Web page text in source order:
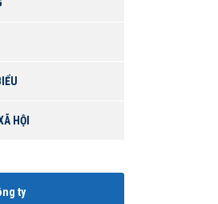
HỘI
ty